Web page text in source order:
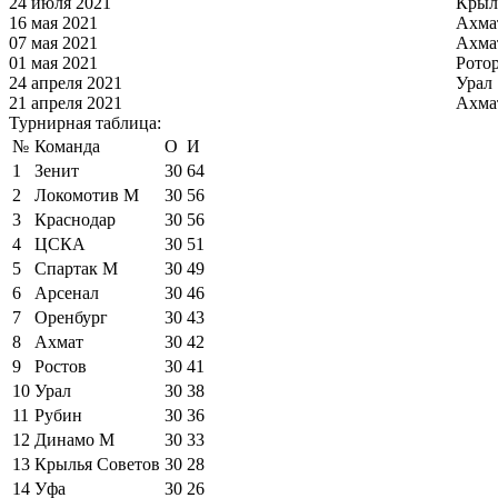
16 мая 2021
07 мая 2021
01 мая 2021
24 апреля 2021
Урал
21 апреля 2021
Турнирная таблица:
№ Команда О И
1
Зенит 30 64
2
Локомотив М 30 56
3
Краснодар 30 56
4
ЦСКА 30 51
5
Спартак М 30 49
6
Арсенал 30 46
7
Оренбург 30 43
8
Ахмат 30 42
9
Ростов 30 41
10 Урал 30 38
11 Рубин 30 36
12 Динамо М 30 33
13 Крылья Советов 30 28
14 Уфа 30 26